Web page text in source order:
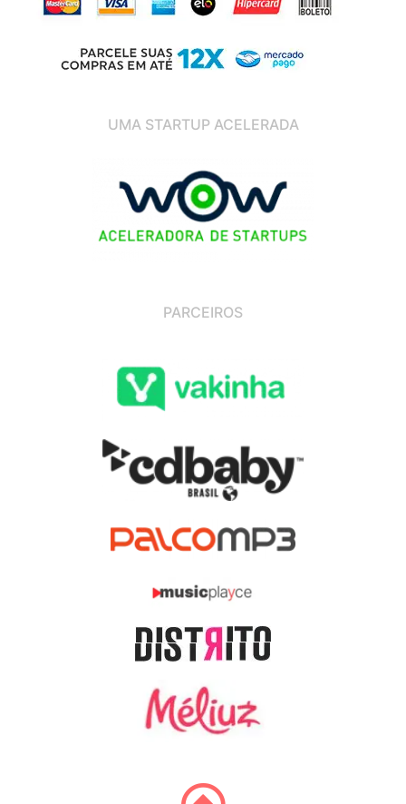
UMA STARTUP ACELERADA
PARCEIROS